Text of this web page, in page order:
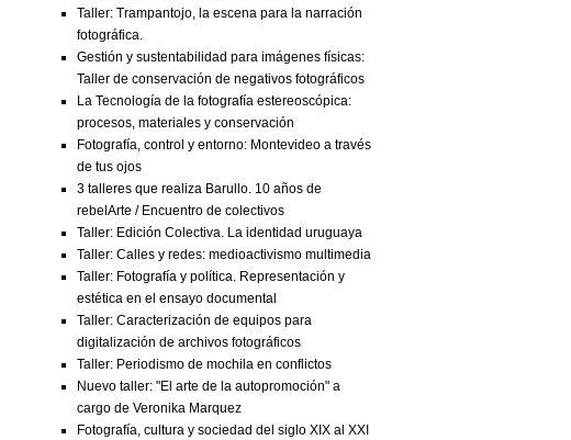
Taller: Trampantojo, la escena para la narración
fotográfica.
Gestión y sustentabilidad para imágenes físicas:
Taller de conservación de negativos fotográficos
La Tecnología de la fotografía estereoscópica:
procesos, materiales y conservación
Fotografía, control y entorno: Montevideo a través
de tus ojos
3 talleres que realiza Barullo. 10 años de
rebelArte / Encuentro de colectivos
Taller: Edición Colectiva. La identidad uruguaya
Taller: Calles y redes: medioactivismo multimedia
Taller: Fotografía y política. Representación y
estética en el ensayo documental
Taller: Caracterización de equipos para
digitalización de archivos fotográficos
Taller: Periodismo de mochila en conflictos
Nuevo taller: "El arte de la autopromoción" a
cargo de Veronika Marquez
Fotografía, cultura y sociedad del siglo XIX al XXI